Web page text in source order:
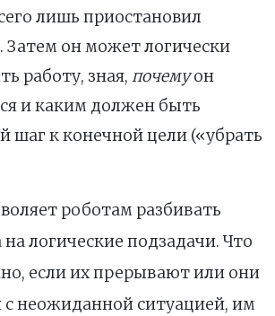
лишь приостановил
Затем он может логически
работу, зная, почемуон
и каким должен быть
шаг к конечной цели («убрать
роботам разбивать
логические подзадачи. Что
если их прерывают или они
с неожиданной ситуацией, им